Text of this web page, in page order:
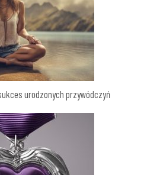
urodzonych przywódczyń